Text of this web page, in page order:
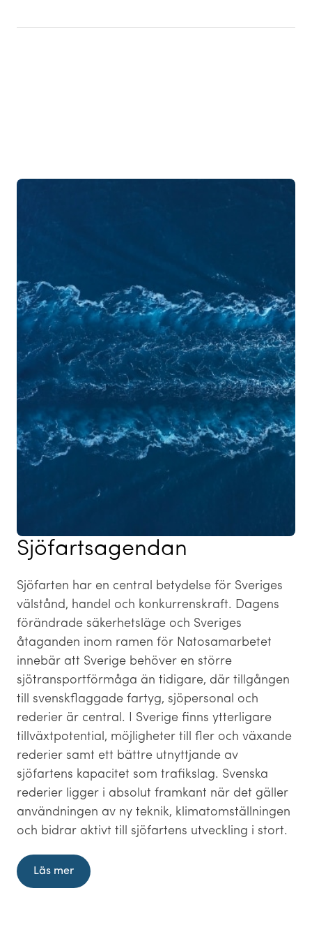
Sjöfartsagendan
Sjöfarten har en central betydelse för Sveriges
välstånd, handel och konkurrenskraft. Dagens
förändrade säkerhetsläge och Sveriges
åtaganden inom ramen för Natosamarbetet
innebär att Sverige behöver en större
sjötransportförmåga än tidigare, där tillgången
till svenskflaggade fartyg, sjöpersonal och
rederier är central. I Sverige finns ytterligare
tillväxtpotential, möjligheter till fler och växande
rederier samt ett bättre utnyttjande av
sjöfartens kapacitet som trafikslag. Svenska
rederier ligger i absolut framkant när det gäller
användningen av ny teknik, klimatomställningen
och bidrar aktivt till sjöfartens utveckling i stort.
Läs mer